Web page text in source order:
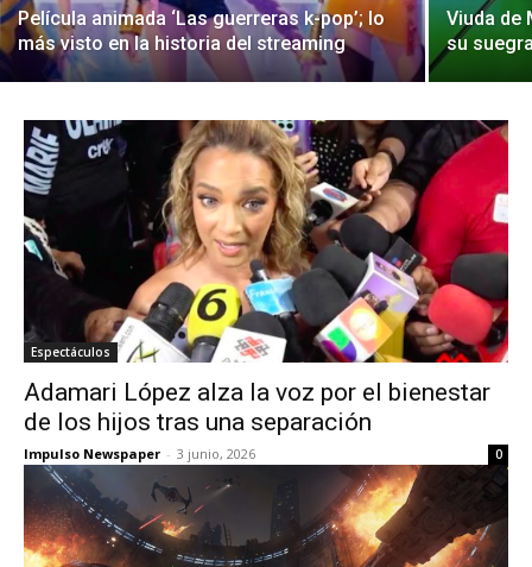
Película animada ‘Las guerreras k-pop’; lo
más visto en la historia del streaming
Viuda de
su
Espectáculos
Adamari López alza la voz por el bienestar
de los hijos tras una separación
Impulso Newspaper - 3 junio, 2026 0